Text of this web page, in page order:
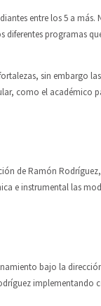
entre los 5 a más.
diferentes programas
sin embargo
como el académico
de Ramón
e instrumental las
bajo la
implementando